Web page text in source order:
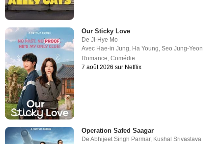
Our Sticky Love
DeJi-Hye Mo
Avec Hae-in Jung, Ha Young,Seo Jung-Yeon
Romance,Comédie
7 août 2026 sur Netflix
Operation Safed Saagar
DeAbhijeet Singh Parmar, Kushal Srivastava